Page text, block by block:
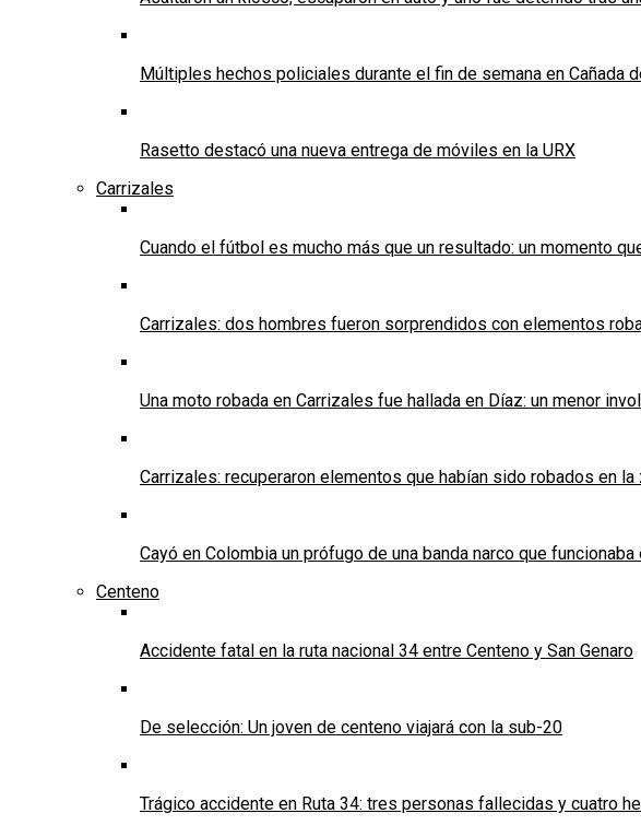
Múltiples hechos policiales durante el fin de semana en Cañada
Rasetto destacó una nueva entrega de móviles en la URX
Carrizales
Cuando el fútbol es mucho más que un resultado: un momento
Carrizales: dos hombres fueron sorprendidos con elementos
Una moto robada en Carrizales fue hallada en Díaz: un menor
Carrizales: recuperaron elementos que habían sido robados en la
Cayó en Colombia un prófugo de una banda narco que funcionaba
Centeno
Accidente fatal en la ruta nacional 34 entre Centeno y San Genaro
De selección: Un joven de centeno viajará con la sub-20
Trágico accidente en Ruta 34: tres personas fallecidas y cuatro